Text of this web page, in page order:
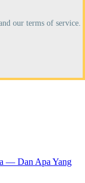
our terms of service.